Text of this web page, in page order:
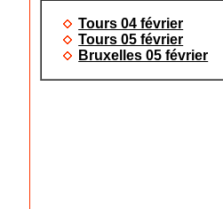
Tours 04 février
Tours 05 février
Bruxelles 05 février